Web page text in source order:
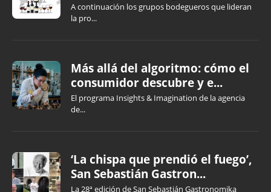
A continuación los grupos bodegueros que lideran
la pro...
Más allá del algoritmo: cómo el
consumidor descubre y e...
El programa Insights & Imagination de la agencia
de...
‘La chispa que prendió el fuego’,
San Sebastián Gastron...
La 28ª edición de San Sebastián Gastronomika